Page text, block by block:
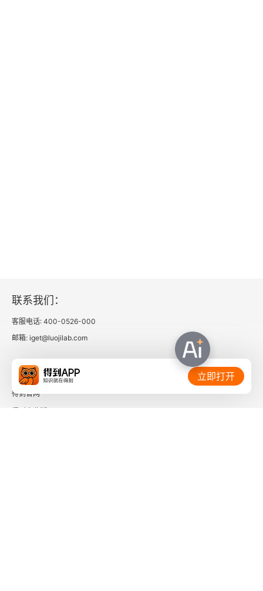
案例一 我的月经不正常
案例二 外阴瘙痒难耐
联系我们：
客服电话: 400-0526-000
邮箱: iget@luojilab.com
相关链接：
得到官网
立即打开